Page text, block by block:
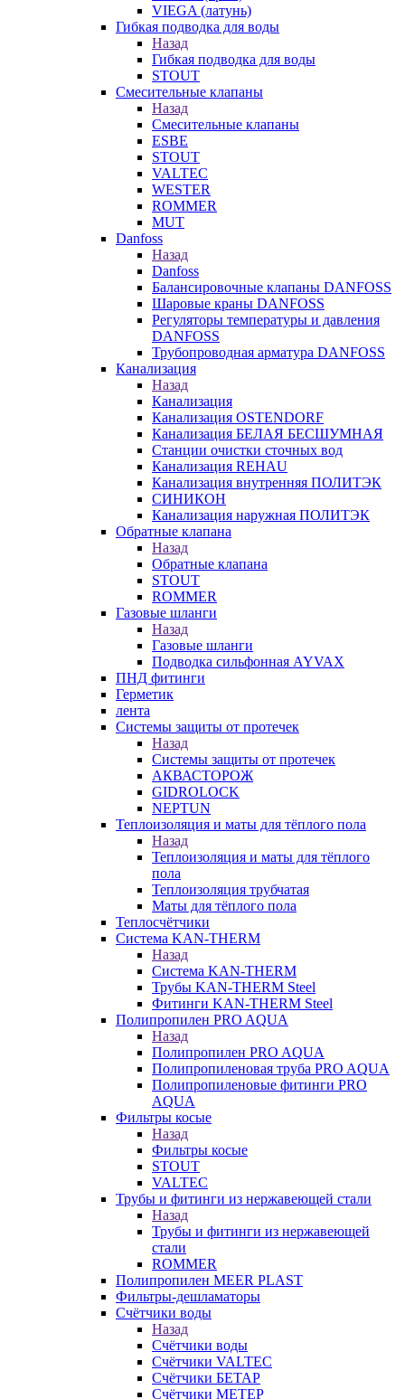
VIEGA (латунь)
Гибкая подводка для воды
Назад
Гибкая подводка для воды
STOUT
Смесительные клапаны
Назад
Смесительные клапаны
ESBE
STOUT
VALTEC
WESTER
ROMMER
MUT
Danfoss
Назад
Danfoss
Балансировочные клапаны DANFOSS
Шаровые краны DANFOSS
Регуляторы температуры и давления
DANFOSS
Трубопроводная арматура DANFOSS
Канализация
Назад
Канализация
Канализация OSTENDORF
Канализация БЕЛАЯ БЕСШУМНАЯ
Станции очистки сточных вод
Канализация REHAU
Канализация внутренняя ПОЛИТЭК
СИНИКОН
Канализация наружная ПОЛИТЭК
Обратные клапана
Назад
Обратные клапана
STOUT
ROMMER
Газовые шланги
Назад
Газовые шланги
Подводка сильфонная AYVAX
ПНД фитинги
Герметик
лента
Системы защиты от протечек
Назад
Системы защиты от протечек
АКВАСТОРОЖ
GIDROLOCK
NEPTUN
Теплоизоляция и маты для тёплого пола
Назад
Теплоизоляция и маты для тёплого
пола
Теплоизоляция трубчатая
Маты для тёплого пола
Теплосчётчики
Система KAN-THERM
Назад
Система KAN-THERM
Трубы KAN-THERM Steel
Фитинги KAN-THERM Steel
Полипропилен PRO AQUA
Назад
Полипропилен PRO AQUA
Полипропиленовая труба PRO AQUA
Полипропиленовые фитинги PRO
AQUA
Фильтры косые
Назад
Фильтры косые
STOUT
VALTEC
Трубы и фитинги из нержавеющей стали
Назад
Трубы и фитинги из нержавеющей
стали
ROMMER
Полипропилен MEER PLAST
Фильтры-дешламаторы
Счётчики воды
Назад
Счётчики воды
Счётчики VALTEC
Счётчики БЕТАР
Счётчики МЕТЕР